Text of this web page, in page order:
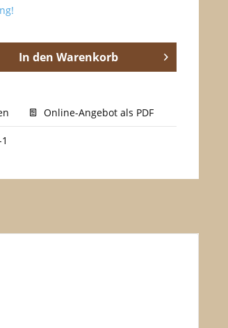
In den Warenkorb
Online-Angebot als PDF